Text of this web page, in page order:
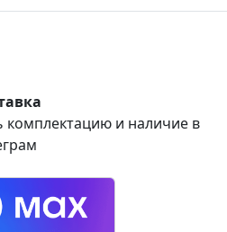
комплектацию и наличие в